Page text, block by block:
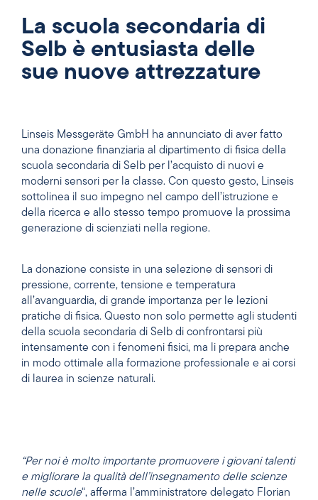
La scuola secondaria di
Selb è entusiasta delle
sue nuove attrezzature
Linseis Messgeräte GmbH ha annunciato di aver fatto
una donazione finanziaria al dipartimento di fisica della
scuola secondaria di Selb per l’acquisto di nuovi e
moderni sensori per la classe. Con questo gesto, Linseis
sottolinea il suo impegno nel campo dell’istruzione e
della ricerca e allo stesso tempo promuove la prossima
generazione di scienziati nella regione.
La donazione consiste in una selezione di sensori di
pressione, corrente, tensione e temperatura
all’avanguardia, di grande importanza per le lezioni
pratiche di fisica. Questo non solo permette agli studenti
della scuola secondaria di Selb di confrontarsi più
intensamente con i fenomeni fisici, ma li prepara anche
in modo ottimale alla formazione professionale e ai corsi
di laurea in scienze naturali.
“Per noi è molto importante promuovere i giovani talenti
e migliorare la qualità dell’insegnamento delle scienze
nelle scuole“, afferma l’amministratore delegato Florian